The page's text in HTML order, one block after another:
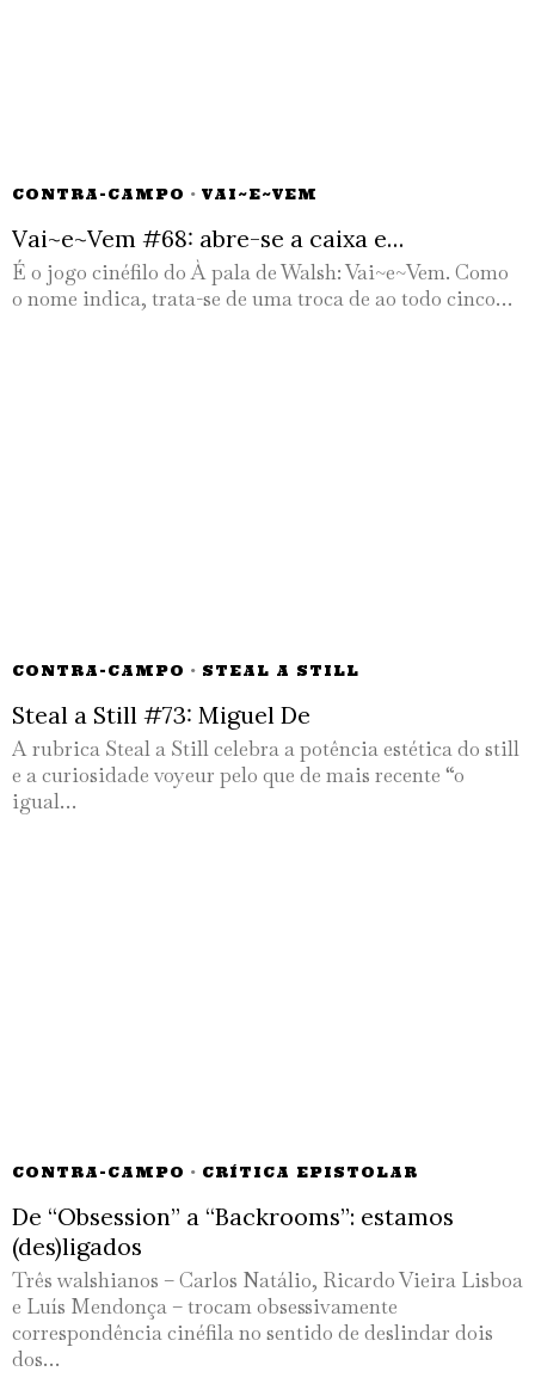
CONTRA-CAMPO · VAI~E~VEM
Vai~e~Vem #68: abre-se a caixa e…
É o jogo cinéfilo do À pala de Walsh: Vai~e~Vem. Como
o nome indica, trata-se de uma troca de ao todo cinco…
CONTRA-CAMPO · STEAL A STILL
Steal a Still #73: Miguel De
A rubrica Steal a Still celebra a potência estética do still
e a curiosidade voyeur pelo que de mais recente “o
igual…
CONTRA-CAMPO · CRÍTICA EPISTOLAR
De “Obsession” a “Backrooms”: estamos
(des)ligados
Três walshianos – Carlos Natálio, Ricardo Vieira Lisboa
e Luís Mendonça – trocam obsessivamente
correspondência cinéfila no sentido de deslindar dois
dos…